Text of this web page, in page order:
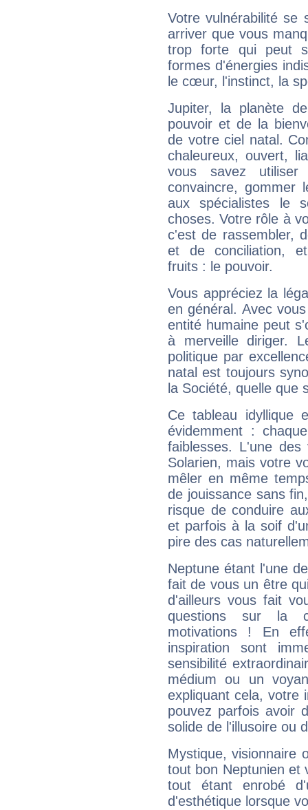
Votre vulnérabilité se
arriver que vous
trop forte qui peut
formes d'énergies
le cœur, l'instinct, la
Jupiter, la planète
pouvoir et de la
de votre ciel natal.
chaleureux, ouvert,
vous savez
convaincre, gommer
aux spécialistes le
choses. Votre rôle à
c'est de rassembler,
et de conciliation,
fruits : le pouvoir.
Vous appréciez la
en général. Avec
entité humaine peut
à merveille diriger.
politique par
natal est toujours
la Société, quelle que
Ce tableau idyllique
évidemment :
faiblesses. L'une
Solarien, mais votre
mêler en même
de jouissance sans
risque de conduire
et parfois à la soif
pire des cas
Neptune étant l'une
fait de vous un être
d'ailleurs vous fait
questions sur la
motivations ! En
inspiration sont
sensibilité
médium ou un
expliquant cela, votre
pouvez parfois avoir
solide de l'illusoire ou
Mystique, visionnaire
tout bon Neptunien et
tout étant enrobé
d'esthétique lorsque